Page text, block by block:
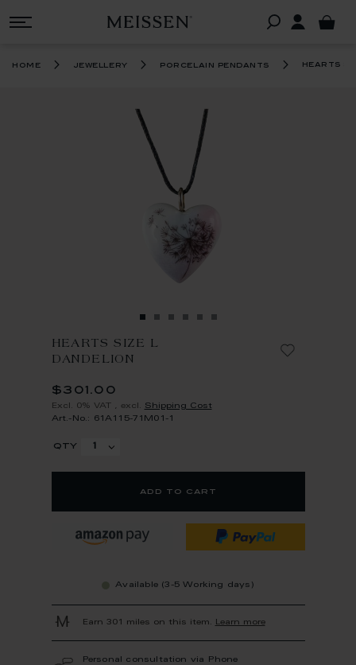
home jewellery porcelain pendants hearts
HEARTS SIZE L
DANDELION
$301.00
Excl. 0% VAT excl. Shipping Cost
Art.-No.: 61A115-71M01-1
qty
add to cart
Available (3-5 Working days)
Earn 301 miles on this item. Learn more
Personal consultation via Phone